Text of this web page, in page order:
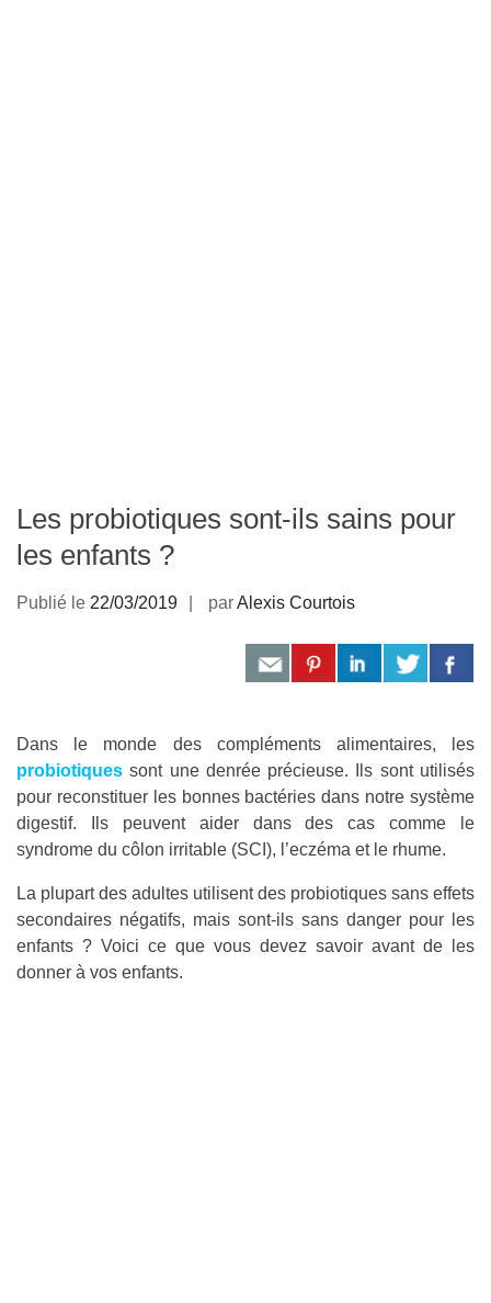
Les probiotiques sont-ils sains pour
les enfants ?
Publié le 22/03/2019 parAlexis Courtois
Dans le monde des compléments alimentaires, les
probiotiques sont une denrée précieuse. Ils sont utilisés
pour reconstituer les bonnes bactéries dans notre système
digestif. Ils peuvent aider dans des cas comme le
syndrome du côlon irritable (SCI), l’eczéma et le rhume.
La plupart des adultes utilisent des probiotiques sans effets
secondaires négatifs, mais sont-ils sans danger pour les
enfants ? Voici ce que vous devez savoir avant de les
donner à vos enfants.